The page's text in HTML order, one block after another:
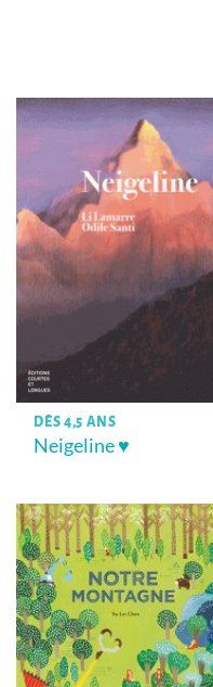
DÈS 4,5 ANS
Neigeline ♥